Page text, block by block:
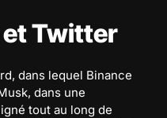
et Twitter
dans lequel Binance
dans une
tout au long de